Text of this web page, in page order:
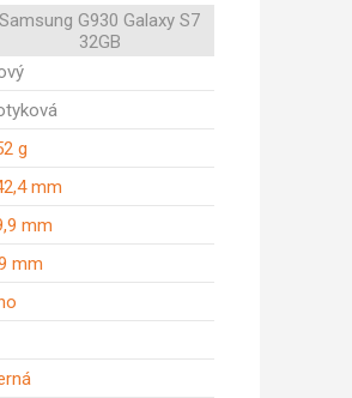
Samsung G930 Galaxy S7
32GB
g
mm
mm
mm